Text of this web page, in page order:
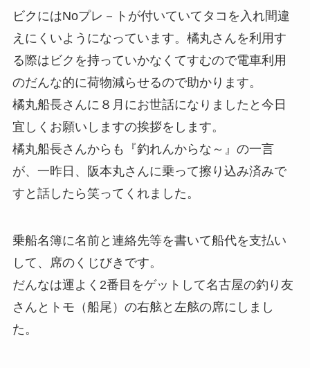
ビクにはNoプレ－トが付いていてタコを入れ間違
えにくいようになっています。橘丸さんを利用す
る際はビクを持っていかなくてすむので電車利用
のだんな的に荷物減らせるので助かります。
橘丸船長さんに８月にお世話になりましたと今日
宜しくお願いしますの挨拶をします。
橘丸船長さんからも『釣れんからな～』の一言
が、一昨日、阪本丸さんに乗って擦り込み済みで
すと話したら笑ってくれました。
乗船名簿に名前と連絡先等を書いて船代を支払い
して、席のくじびきです。
だんなは運よく2番目をゲットして名古屋の釣り友
さんとトモ（船尾）の右舷と左舷の席にしまし
た。